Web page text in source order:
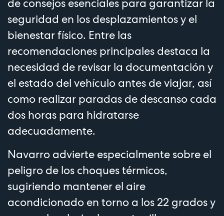
de consejos esenciales para garantizar la
seguridad en los desplazamientos y el
bienestar físico. Entre las
recomendaciones principales destaca la
necesidad de revisar la documentación y
el estado del vehículo antes de viajar, así
como realizar paradas de descanso cada
dos horas para hidratarse
adecuadamente.
Navarro advierte especialmente sobre el
peligro de los choques térmicos,
sugiriendo mantener el aire
acondicionado en torno a los 22 grados y